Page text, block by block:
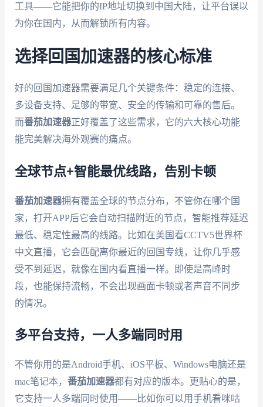
工具——它能把你的IP地址切换到中国大陆，让平台误以
为你在国内，从而解锁所有内容。
选择回国加速器的核心标准
好的回国加速器需要满足几个关键条件：稳定的连接、
多设备支持、足够的带宽、安全的传输和可靠的售后。
而番茄加速器正好覆盖了这些需求，它的六大核心功能
能完美解决海外观赛的痛点。
全球节点+智能最优线路，告别卡顿
番茄加速器拥有覆盖全球的节点分布，不管你在哪个国
家，打开APP后它会自动扫描附近的节点，智能推荐延迟
最低、稳定性最高的线路。比如在美国看CCTV5世界杯
中文直播，它会匹配离你最近的回国专线，让你几乎感
受不到延迟，就像在国内看直播一样。即使是高峰时
段，也能保持流畅，不会出现画面卡顿或者声音不同步
的情况。
多平台支持，一人多端同时用
不管你用的是Android手机、iOS平板、Windows电脑还是
mac笔记本， 番茄加速器都有对应的版本。更贴心的是，
它支持一人多端同时使用——比如你可以用手机看咪咕